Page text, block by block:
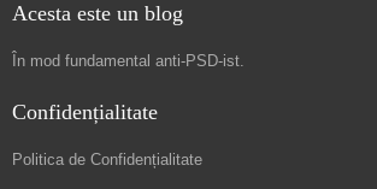
Acesta este un blog
În mod fundamental anti-PSD-ist.
Confidențialitate
Politica de Confidențialitate